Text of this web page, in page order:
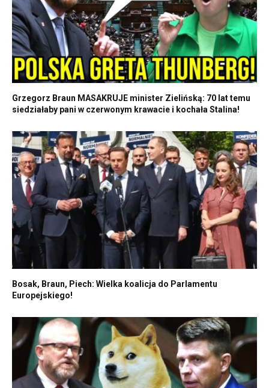
Grzegorz Braun MASAKRUJE minister Zielińską: 70 lat temu
siedziałaby pani w czerwonym krawacie i kochała Stalina!
Bosak, Braun, Piech: Wielka koalicja do Parlamentu
Europejskiego!